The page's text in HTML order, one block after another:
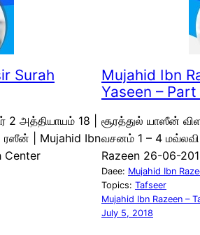
Surah
அத்தியாயம் 18 |
ரஸீன் | Mujahid Ibn
Center
Mujahid Ibn
Yaseen – Part
சூரத்துல் யாஸீன்
வசனம் 1 – 4
Razeen 26-06-
Daee: Mujahid Ibn
Topics: Tafseer
Mujahid Ibn Razeen –
July 5, 2018